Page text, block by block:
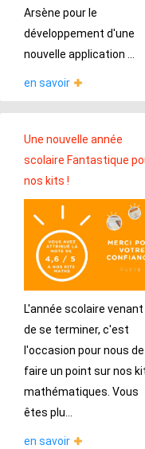
Arsène pour le
développement d'une
nouvelle application ...
en savoir
Une nouvelle année
scolaire Fantastique
nos kits !
L'année scolaire venant
de se terminer, c'est
l'occasion pour nous de
faire un point sur nos
mathématiques. Vous
êtes plu...
en savoir